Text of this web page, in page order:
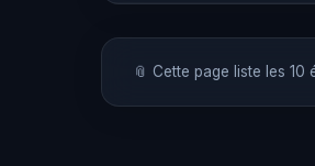
📎 Cette page liste les 10